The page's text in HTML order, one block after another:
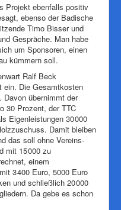
Projekt ebenfalls positiv
ebenso der Badische
Timo Bisser und
Gespräche. Man habe
um Sponsoren, einen
kümmern soll.
Ralf Beck
ein. Die Gesamtkosten
Davon übernimmt der
30 Prozent, der TTC
Eigenleistungen 30 000
Damit bleiben
das soll ohne Vereins-
mit 15 000 zu
einem
3 400 Euro, 5000 Euro
und schließlich 20 000
Da gebe es schon